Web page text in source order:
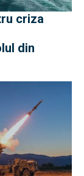
criza
din